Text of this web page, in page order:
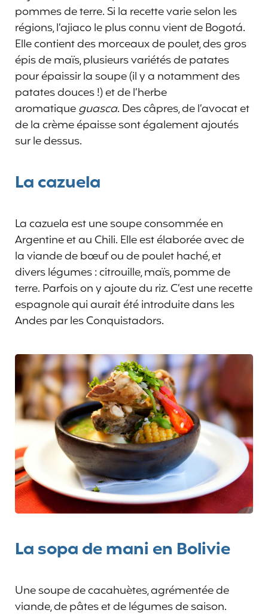
pommes de terre. Si la recette varie selon les
régions, l’ajiaco le plus connu vient de Bogotá.
Elle contient des morceaux de poulet, des gros
épis de maïs, plusieurs variétés de patates
pour épaissir la soupe (il y a notamment des
patates douces !) et de l’herbe
aromatiqueguasca. Des câpres, de l’avocat et
de la crème épaisse sont également ajoutés
sur le dessus.
La cazuela
La cazuela est une soupe consommée en
Argentine et au Chili. Elle est élaborée avec de
la viande de bœuf ou de poulet haché, et
divers légumes : citrouille, maïs, pomme de
terre. Parfois on y ajoute du riz. C’est une recette
espagnole qui aurait été introduite dans les
Andes par les Conquistadors.
La sopa de mani en Bolivie
Une soupe de cacahuètes, agrémentée de
viande, de pâtes et de légumes de saison.